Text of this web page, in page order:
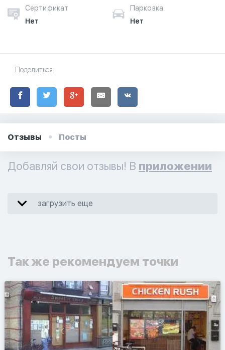
Сертификат
Нет
Парковка
Нет
Поделиться:
Отзывы Посты
Добавляй свои отзывы! В приложении
загрузить еще
Так же рекомендуем точки